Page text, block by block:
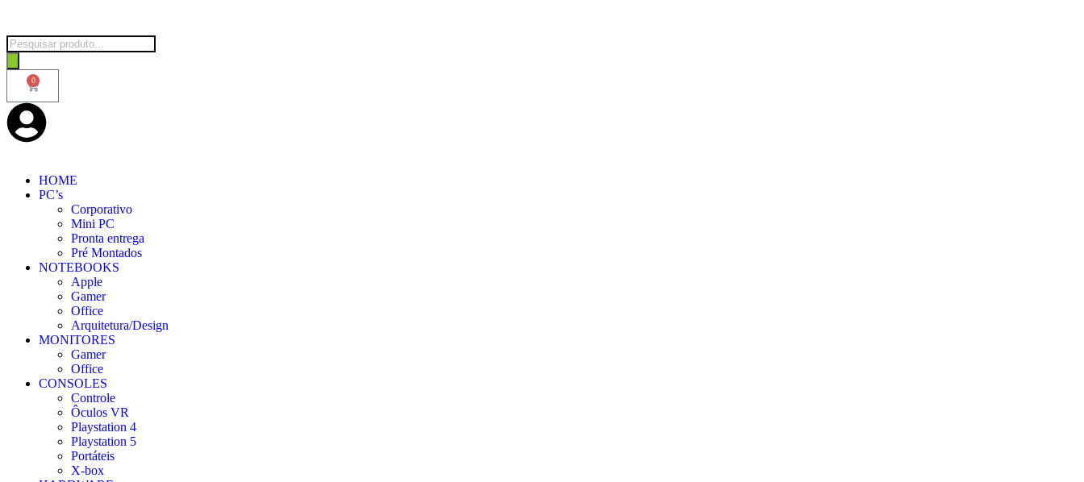
0
HOME
PC’s
Corporativo
Mini PC
Pronta entrega
Pré Montados
NOTEBOOKS
Apple
Gamer
Office
Arquitetura/Design
MONITORES
Gamer
Office
CONSOLES
Controle
Ôculos VR
Playstation 4
Playstation 5
Portáteis
X-box